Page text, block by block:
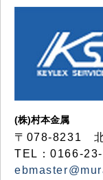
(株)村本金属
〒078-8231 北
TEL：0166-